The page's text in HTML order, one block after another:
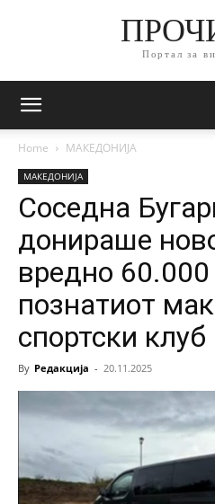
Портал за
Home МАКЕДОНИЈА
МАКЕДОНИЈА
Соседна
донираше
вредно
познатиот
спортски клуб
By Редакција - 20.11.2025